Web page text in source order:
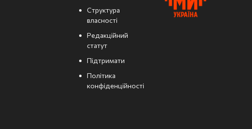
Структура
власності
Редакційний
статут
Підтримати
Політика
конфіденційності